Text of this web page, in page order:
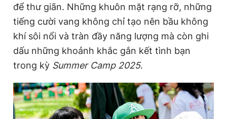
để thư giãn. Những khuôn mặt rạng rỡ, những
tiếng cười vang không chỉ tạo nên bầu không
khí sôi nổi và tràn đầy năng lượng mà còn ghi
dấu những khoảnh khắc gắn kết tình bạn
trong kỳ Summer Camp 2025.